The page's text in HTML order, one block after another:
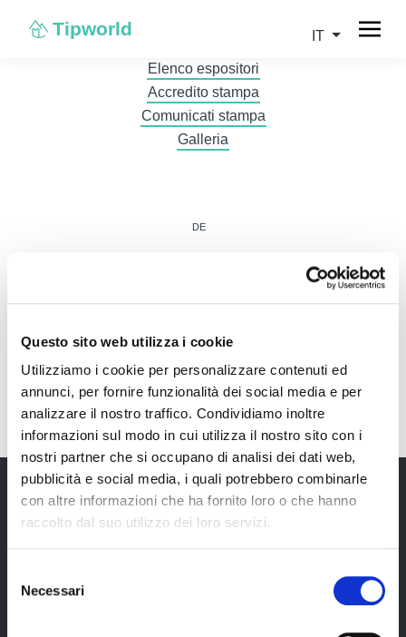
Questo sito web utilizza i cookie
Utilizziamo i cookie per personalizzare contenuti ed
annunci, per fornire funzionalità dei social media e per
analizzare il nostro traffico. Condividiamo inoltre
informazioni sul modo in cui utilizza il nostro sito con i
nostri partner che si occupano di analisi dei dati web,
pubblicità e social media, i quali potrebbero combinarle
con altre informazioni che ha fornito loro o che hanno
raccolto dal suo utilizzo dei loro servizi.
delNecessari
Tipworld IT
Elenco espositori
Accredito stampa
Comunicati stampa
Galleria
DE
IT
informazioni utili in anteprima! Naturalmente senza